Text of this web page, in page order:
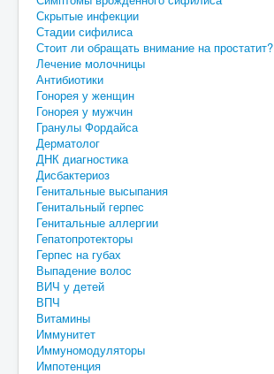
Скрытые инфекции
Стадии сифилиса
Стоит ли обращать внимание на простатит?
Лечение молочницы
Антибиотики
Гонорея у женщин
Гонорея у мужчин
Гранулы Фордайса
Дерматолог
ДНК диагностика
Дисбактериоз
Генитальные высыпания
Генитальный герпес
Генитальные аллергии
Гепатопротекторы
Герпес на губах
Выпадение волос
ВИЧ у детей
ВПЧ
Витамины
Иммунитет
Иммуномодуляторы
Импотенция